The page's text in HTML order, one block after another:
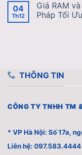
04
Th12
Giá RAM
Pháp Tối
THÔNG TIN
CÔNG TY TNHH TM
* VP Hà Nội: Số 17a,
Liên hệ: 097.583.4444